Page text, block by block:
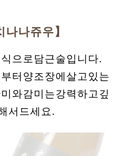
나나쥬우】
으로담근술입니다.
터양조장에살고있는
와감미는강력하고깊
서드세요.